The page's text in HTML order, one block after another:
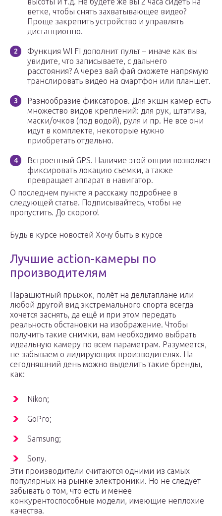
ветке, чтобы снять захватывающее видео?
Проще закрепить устройство и управлять
дистанционно.
Функция WI FI дополнит пульт – иначе как вы
увидите, что записываете, с дальнего
расстояния? А через вай фай сможете напрямую
транслировать видео на смартфон или планшет.
Разнообразие фиксаторов. Для экшн камер есть
множество видов креплений: для рук, штатива,
маски/очков (под водой), руля и пр. Не все они
идут в комплекте, некоторые нужно
приобретать отдельно.
Встроенный GPS. Наличие этой опции позволяет
фиксировать локацию съемки, а также
превращает аппарат в навигатор.
О последнем пункте я расскажу подробнее в
следующей статье. Подписывайтесь, чтобы не
пропустить. До скорого!
Будь в курсе новостей Хочу быть в курсе
Лучшие action-камеры по
производителям
Парашютный прыжок, полёт на дельтаплане или
любой другой вид экстремального спорта всегда
хочется заснять, да ещё и при этом передать
реальность обстановки на изображение. Чтобы
получить такие снимки, вам необходимо выбрать
идеальную камеру по всем параметрам. Разумеется,
не забываем о лидирующих производителях. На
сегодняшний день можно выделить такие бренды,
как:
Nikon;
GoPro;
Samsung;
Sony.
Эти производители считаются одними из самых
популярных на рынке электроники. Но не следует
забывать о том, что есть и менее
конкурентоспособные модели, имеющие неплохие
качества.